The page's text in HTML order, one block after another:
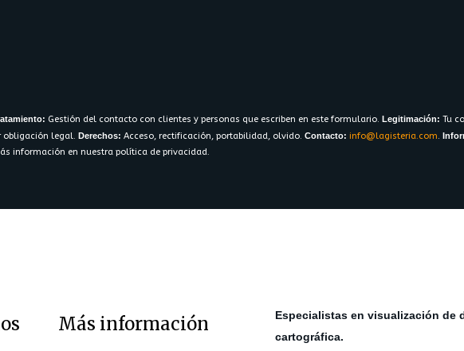
Gestión del contacto con clientes y personas que escriben en este formulario. Legitimación: Tu
obligación legal. Derechos: Acceso, rectificación, portabilidad, olvido. Contacto: info@lagisteria.com.
información en nuestra política de privacidad.
Más información
Especialistas en visualización de
cartográfica.